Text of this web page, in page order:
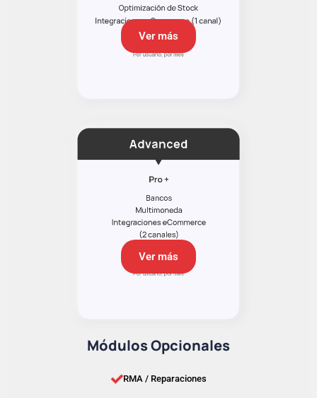
Ver más
Ver más
Módulos Opcionales
RMA / Reparaciones